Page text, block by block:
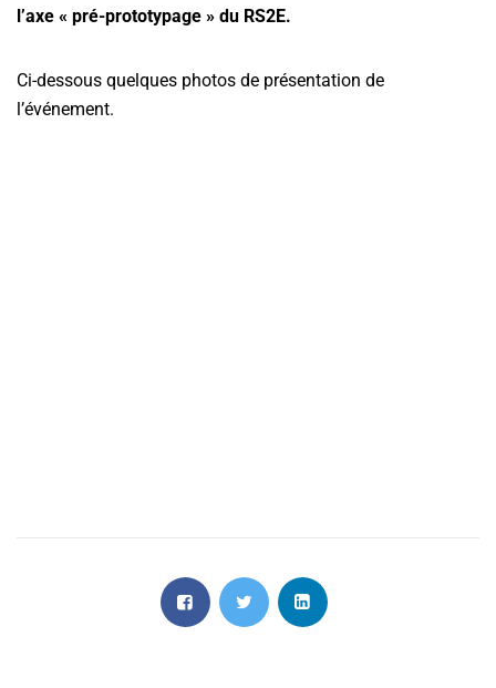
l’axe « pré-prototypage » du RS2E.
Ci-dessous quelques photos de présentation de
l’événement.